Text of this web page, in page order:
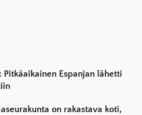
Pitkäaikainen Espanjan lähetti
on rakastava koti,